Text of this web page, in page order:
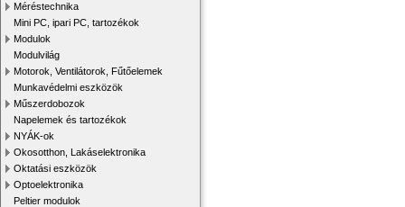
Méréstechnika
Mini PC, ipari PC, tartozékok
Modulok
Modulvilág
Motorok, Ventilátorok, Fűtőelemek
Munkavédelmi eszközök
Műszerdobozok
Napelemek és tartozékok
NYÁK-ok
Okosotthon, Lakáselektronika
Oktatási eszközök
Optoelektronika
Peltier modulok